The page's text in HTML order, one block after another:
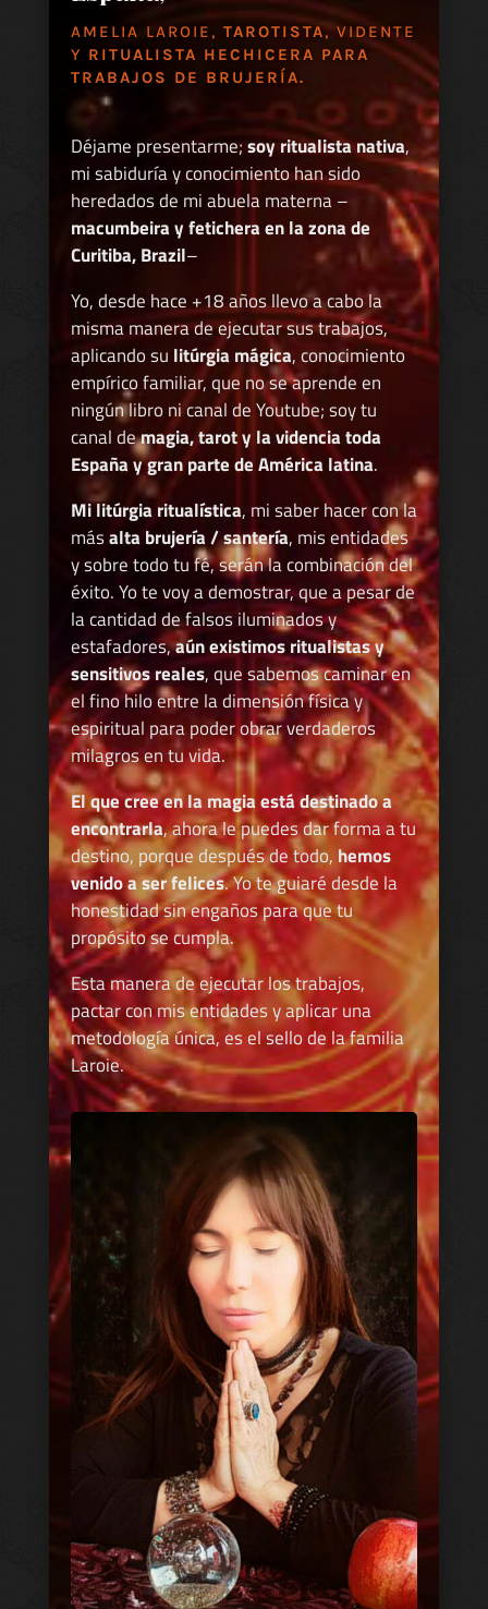
AMELIA LAROIE, TAROTISTA, VIDENTE
Y RITUALISTA HECHICERA PARA
TRABAJOS DE BRUJERÍA.
Déjame presentarme;soy ritualista nativa,
mi sabiduría y conocimiento han sido
heredados de mi abuela materna –
macumbeira y fetichera en la zona de
Curitiba, Brazil–
Yo, desde hace +18 años llevo a cabo la
misma manera de ejecutar sus trabajos,
aplicando su litúrgia mágica, conocimiento
empírico familiar, que no se aprende en
ningún libro ni canal de Youtube; soy tu
canal demagia, tarot y la videncia toda
España y gran parte de América latina.
Mi litúrgia ritualística, mi saber hacer con la
másalta brujería / santería, mis entidades
y sobre todo tu fé, serán la combinación del
éxito. Yo te voy a demostrar, que a pesar de
la cantidad de falsos iluminados y
estafadores,aún existimos ritualistas y
sensitivos reales, que sabemos caminar en
el fino hilo entre la dimensión física y
espiritual para poder obrar verdaderos
milagros en tu vida.
El que cree en la magia está destinado a
encontrarla, ahora le puedes dar forma a tu
destino, porque después de todo, hemos
venido a ser felices. Yo te guiaré desde la
honestidad sin engaños para que tu
propósito se cumpla.
Esta manera de ejecutar los trabajos,
pactar con mis entidades y aplicar una
metodología única, es el sello de la familia
Laroie.